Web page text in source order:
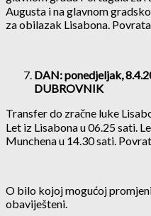
Augusta i na glavnom
za obilazak Lisabona.
DAN: ponedjeljak,
DUBROVNIK
Transfer do zračne luke
Let iz Lisabona u 06.25 sati.
Munchena u 14.30 sati.
O bilo kojoj mogućoj
obaviješteni.